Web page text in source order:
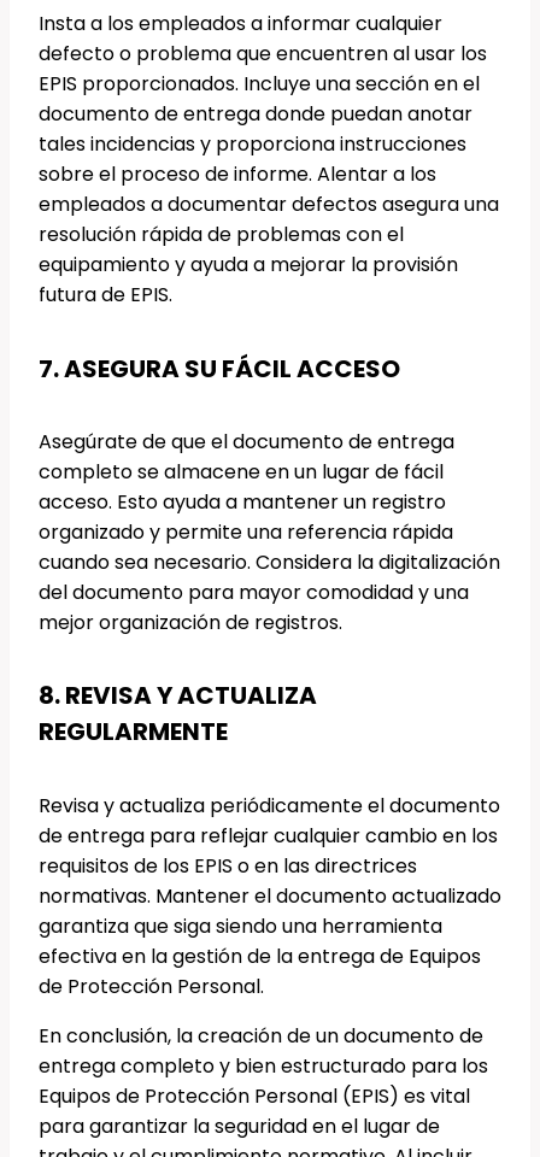
Insta a los empleados a informar cualquier
defecto o problema que encuentren al usar los
EPIS proporcionados. Incluye una sección en el
documento de entrega donde puedan anotar
tales incidencias y proporciona instrucciones
sobre el proceso de informe. Alentar a los
empleados a documentar defectos asegura una
resolución rápida de problemas con el
equipamiento y ayuda a mejorar la provisión
futura de EPIS.
7. ASEGURA SU FÁCIL ACCESO
Asegúrate de que el documento de entrega
completo se almacene en un lugar de fácil
acceso. Esto ayuda a mantener un registro
organizado y permite una referencia rápida
cuando sea necesario. Considera la digitalización
del documento para mayor comodidad y una
mejor organización de registros.
8. REVISA Y ACTUALIZA
REGULARMENTE
Revisa y actualiza periódicamente el documento
de entrega para reflejar cualquier cambio en los
requisitos de los EPIS o en las directrices
normativas. Mantener el documento actualizado
garantiza que siga siendo una herramienta
efectiva en la gestión de la entrega de Equipos
de Protección Personal.
En conclusión, la creación de un documento de
entrega completo y bien estructurado para los
Equipos de Protección Personal (EPIS) es vital
para garantizar la seguridad en el lugar de